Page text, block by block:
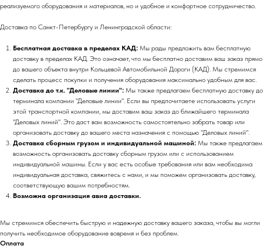
реализуемого оборудования и материалов, но и удобное и комфортное сотрудничество.
Доставка по Санкт-Петербургу и Ленинградской области:
Бесплатная доставка в пределах КАД: Мы рады предложить вам бесплатную
доставку в пределах КАД. Это означает, что мы бесплатно доставим ваш заказ прямо
до вашего объекта внутри Кольцевой Автомобильной Дороги (КАД). Мы стремимся
сделать процесс покупки и получения оборудования максимально удобным для вас.
Доставка до т.к. "Деловые линии": Мы также предлагаем бесплатную доставку до
терминала компании "Деловые линии". Если вы предпочитаете использовать услуги
этой транспортной компании, мы доставим ваш заказ до ближайшего терминала
"Деловых линий". Это даст вам возможность самостоятельно забрать товар или
организовать доставку до вашего места назначения с помощью "Деловых линий".
Доставка сборным грузом и индивидуальной машиной: Мы также предлагаем
возможность организовать доставку сборным грузом или с использованием
индивидуальной машины. Если у вас есть особые требования или вам необходима
индивидуальная доставка, свяжитесь с нами, и мы поможем организовать доставку,
соответствующую вашим потребностям.
Возможна организация авиа доставки.
Мы стремимся обеспечить быструю и надежную доставку вашего заказа, чтобы вы могли
получить необходимое оборудование вовремя и без проблем.
Оплата